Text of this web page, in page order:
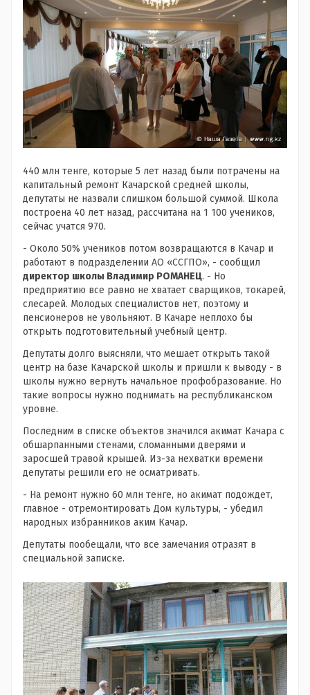
440 млн тенге, которые 5 лет назад были потрачены на
капитальный ремонт Качарской средней школы,
депутаты не назвали слишком большой суммой. Школа
построена 40 лет назад, рассчитана на 1 100 учеников,
сейчас учатся 970.
- Около 50% учеников потом возвращаются в Качар и
работают в подразделении АО «ССГПО», - сообщил
директор школы Владимир РОМАНЕЦ. - Но
предприятию все равно не хватает сварщиков, токарей,
слесарей. Молодых специалистов нет, поэтому и
пенсионеров не увольняют. В Качаре неплохо бы
открыть подготовительный учебный центр.
Депутаты долго выясняли, что мешает открыть такой
центр на базе Качарской школы и пришли к выводу - в
школы нужно вернуть начальное профобразование. Но
такие вопросы нужно поднимать на республиканском
уровне.
Последним в списке объектов значился акимат Качара с
обшарпанными стенами, сломанными дверями и
заросшей травой крышей. Из-за нехватки времени
депутаты решили его не осматривать.
- На ремонт нужно 60 млн тенге, но акимат подождет,
главное - отремонтировать Дом культуры, - убедил
народных избранников аким Качар.
Депутаты пообещали, что все замечания отразят в
специальной записке.